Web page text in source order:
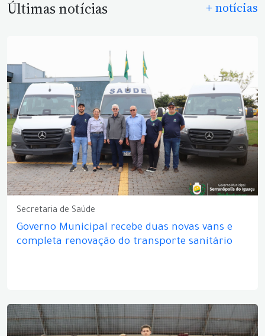
Últimas notícias + notícias
Secretaria de Saúde
Governo Municipal recebe duas novas vans e
completa renovação do transporte sanitário